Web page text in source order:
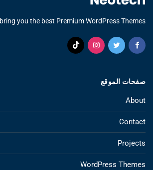
you the best Premium WordPress Themes.
صفحات الموقع
About
Contact
Projects
WordPress Themes